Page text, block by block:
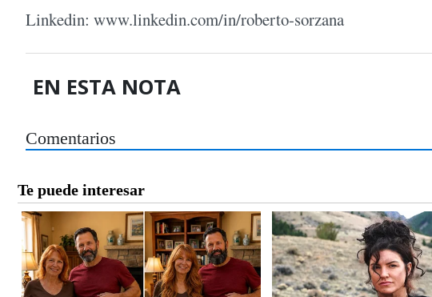
Linkedin: www.linkedin.com/in/roberto-sorzana
EN ESTA NOTA
Comentarios